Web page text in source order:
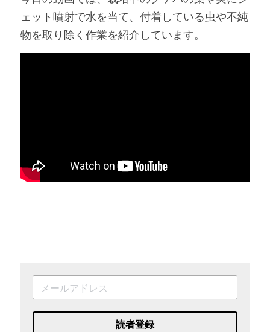
ェット噴射で水を当て、付着している虫や不純
物を取り除く作業を紹介しています。
読者登録